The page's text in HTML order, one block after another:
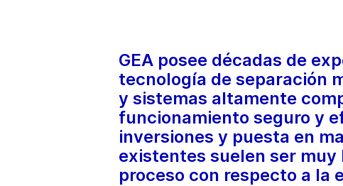
GEA posee décadas de
tecnología de separación
y sistemas altamente
funcionamiento seguro y
inversiones y puesta en
existentes suelen ser
proceso con respecto a la